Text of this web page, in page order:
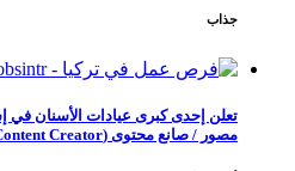
جذاب
تعلن إحدى كبرى عيادات الأسنان
مصور / صانع محتوى (Photographer & Content Creator)